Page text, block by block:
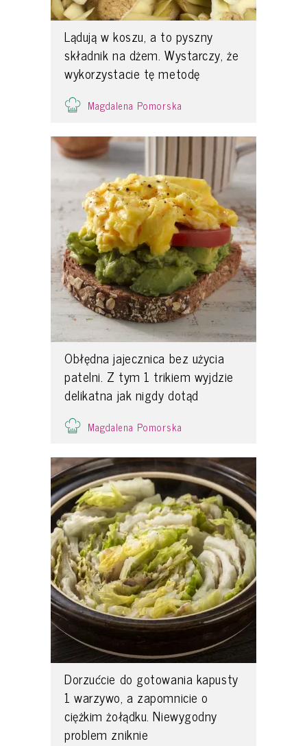
Lądują w koszu, a to pyszny
składnik na dżem. Wystarczy, że
wykorzystacie tę metodę
Magdalena Pomorska
Obłędna jajecznica bez użycia
patelni. Z tym 1 trikiem wyjdzie
delikatna jak nigdy dotąd
Magdalena Pomorska
Dorzućcie do gotowania kapusty
1 warzywo, a zapomnicie o
ciężkim żołądku. Niewygodny
problem zniknie